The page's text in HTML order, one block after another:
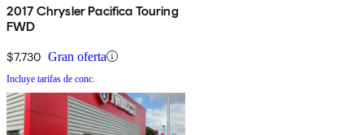
2017 Chrysler Pacifica Touring
FWD
$7,730 Gran oferta
Incluye tarifas de conc.